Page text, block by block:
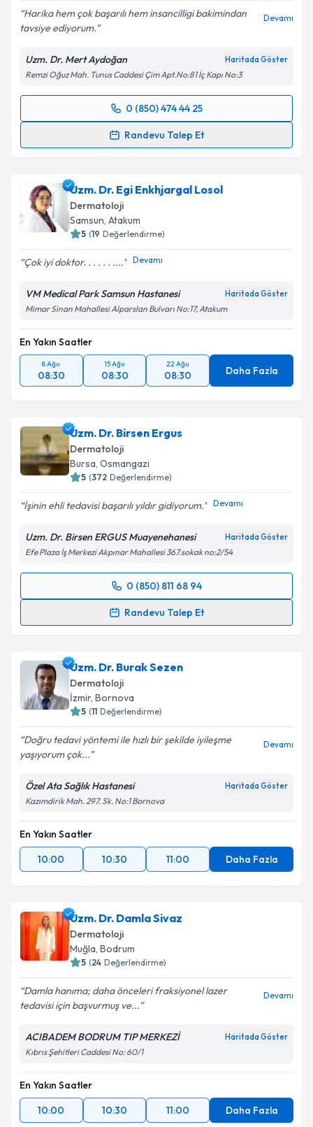
Harika hem çok başarılı hem insancilligi bakimindan
tavsiye ediyorum.
Devamı
Uzm. Dr. Mert Aydoğan Haritada Göster
Remzi Oğuz Mah. Tunus Caddesi Çim Apt.No:81 İç Kapı No:3
0 (850) 474 44 25
Randevu Talep Et
Randevu Takvimi Talebi
takvim hazırlandığında e-posta ile bilgilendireceğiz.
E-posta Adresiniz
Metni 'ni okudum ve kişisel verilerimin belirtilen
kapsamda işlenmesini kabul ediyorum.
Takvim Talebini Gönder
Uzm. Dr. Egi Enkhjargal Losol
Dermatoloji
Samsun, Atakum
5 (19 Değerlendirme)
Çok iyi doktor. . . . . . .... Devamı
VM Medical Park Samsun Hastanesi Haritada Göster
Mimar Sinan Mahallesi Alparslan Bulvarı No:17, Atakum
En Yakın Saatler
8 Ağu
08:30
15 Ağu
08:30
22 Ağu
08:30 Daha Fazla
Uzm. Dr. Birsen Ergus
Dermatoloji
Bursa, Osmangazi
5 (372 Değerlendirme)
İşinin ehli tedavisi başarılı yıldır gidiyorum. Devamı
Uzm. Dr. Birsen ERGUS Muayenehanesi Haritada Göster
Efe Plaza İş Merkezi Akpınar Mahallesi 367.sokak no:2/54
0 (850) 811 68 94
Randevu Talep Et
Randevu Takvimi Talebi
takvim hazırlandığında e-posta ile bilgilendireceğiz.
E-posta Adresiniz
Kişisel verilerimin işlenmesine ilişkin
kapsamda işlenmesini kabul ediyorum.
Uzm. Dr. Burak Sezen
Dermatoloji
İzmir, Bornova
5 (11 Değerlendirme)
Doğru tedavi yöntemi ile hızlı bir şekilde iyileşme
yaşıyorum çok...
Devamı
Özel Ata Sağlık Hastanesi Haritada Göster
Kazımdirik Mah. 297. Sk. No:1 Bornova
En Yakın Saatler
10:00
10:30 11:00 Daha Fazla
Uzm. Dr. Damla Sivaz
Dermatoloji
Muğla, Bodrum
5 (24 Değerlendirme)
Damla hanıma; daha önceleri fraksiyonel lazer
tedavisi için başvurmuş ve...
Devamı
ACIBADEM BODRUM TIP MERKEZİ Haritada Göster
Kıbrıs Şehitleri Caddesi No: 60/1
En Yakın Saatler
10:00
10:30 11:00 Daha Fazla